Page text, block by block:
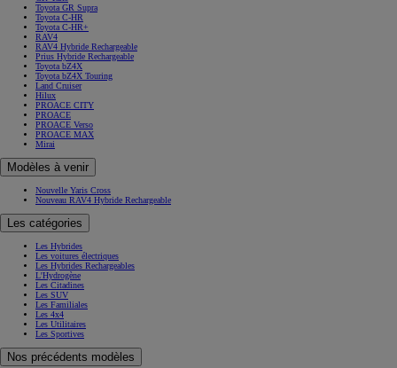
Toyota GR Supra
Toyota C-HR
Toyota C-HR+
RAV4
RAV4 Hybride Rechargeable
Prius Hybride Rechargeable
Toyota bZ4X
Toyota bZ4X Touring
Land Cruiser
Hilux
PROACE CITY
PROACE
PROACE Verso
PROACE MAX
Mirai
Modèles à venir
Nouvelle Yaris Cross
Nouveau RAV4 Hybride Rechargeable
Les catégories
Les Hybrides
Les voitures électriques
Les Hybrides Rechargeables
L'Hydrogène
Les Citadines
Les SUV
Les Familiales
Les 4x4
Les Utilitaires
Les Sportives
Nos précédents modèles